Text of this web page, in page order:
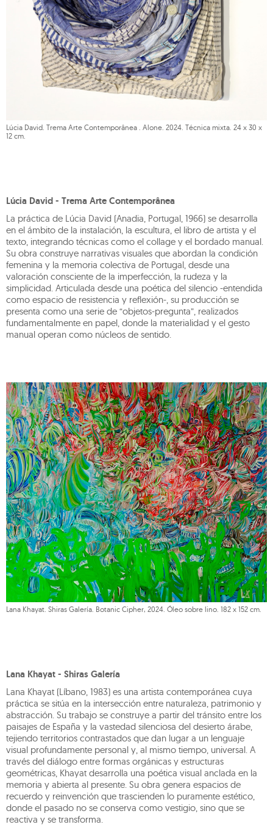
Lúcia David. Trema Arte Contemporânea . Alone. 2024. Técnica mixta. 24 x 30 x
12 cm.
Lúcia David - Trema Arte Contemporânea
La práctica de Lúcia David (Anadia, Portugal, 1966) se desarrolla
en el ámbito de la instalación, la escultura, el libro de artista y el
texto, integrando técnicas como el collage y el bordado manual.
Su obra construye narrativas visuales que abordan la condición
femenina y la memoria colectiva de Portugal, desde una
valoración consciente de la imperfección, la rudeza y la
simplicidad. Articulada desde una poética del silencio -entendida
como espacio de resistencia y reflexión-, su producción se
presenta como una serie de “objetos-pregunta”, realizados
fundamentalmente en papel, donde la materialidad y el gesto
manual operan como núcleos de sentido.
Lana Khayat. Shiras Galería. Botanic Cipher, 2024. Óleo sobre lino. 182 x 152 cm.
Lana Khayat - Shiras Galería
Lana Khayat (Líbano, 1983) es una artista contemporánea cuya
práctica se sitúa en la intersección entre naturaleza, patrimonio y
abstracción. Su trabajo se construye a partir del tránsito entre los
paisajes de España y la vastedad silenciosa del desierto árabe,
tejiendo territorios contrastados que dan lugar a un lenguaje
visual profundamente personal y, al mismo tiempo, universal. A
través del diálogo entre formas orgánicas y estructuras
geométricas, Khayat desarrolla una poética visual anclada en la
memoria y abierta al presente. Su obra genera espacios de
recuerdo y reinvención que trascienden lo puramente estético,
donde el pasado no se conserva como vestigio, sino que se
reactiva y se transforma.